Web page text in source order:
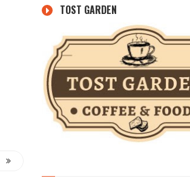
TOST GARDEN